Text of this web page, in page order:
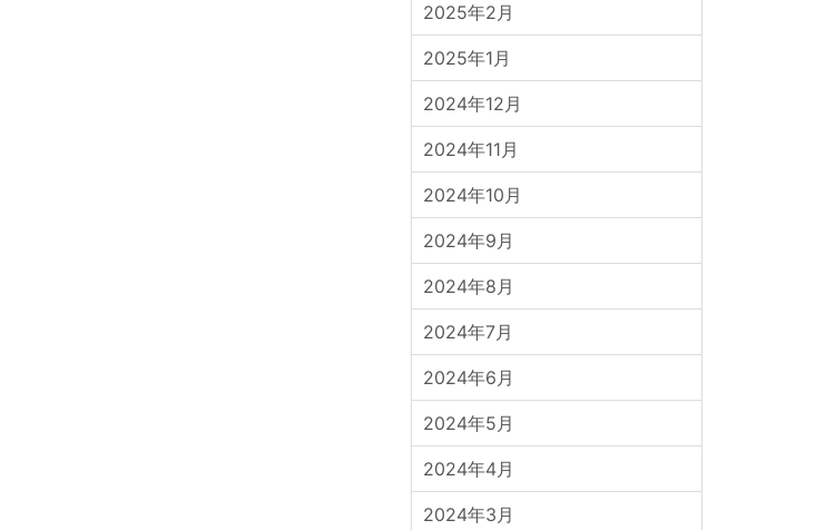
2025年2月
2025年1月
2024年12月
2024年11月
2024年10月
2024年9月
2024年8月
2024年7月
2024年6月
2024年5月
2024年4月
2024年3月